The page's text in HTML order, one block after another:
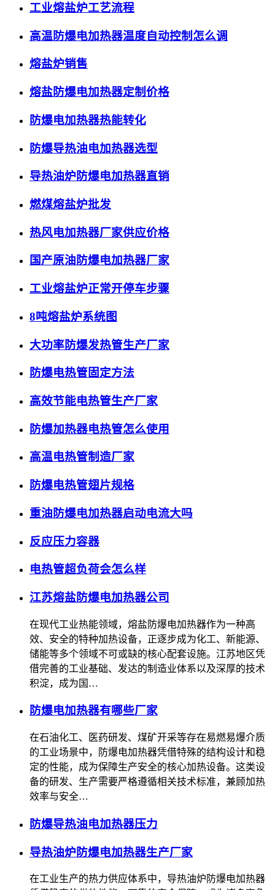
工业熔盐炉工艺流程
高温防爆电加热器温度自动控制怎么调
熔盐炉销售
熔盐防爆电加热器定制价格
防爆电加热器热能转化
防爆导热油电加热器选型
导热油炉防爆电加热器直销
燃煤熔盐炉批发
热风电加热器厂家供应价格
国产原油防爆电加热器厂家
工业熔盐炉正常开停车步骤
8吨熔盐炉系统图
大功率防爆发热管生产厂家
防爆电热管固定方法
高效节能电热管生产厂家
防爆加热器电热管怎么使用
高温电热管制造厂家
防爆电热管翅片规格
重油防爆电加热器启动电流大吗
反应压力容器
电热管超负荷会怎么样
江苏熔盐防爆电加热器公司
在现代工业热能领域，熔盐防爆电加热器作为一种高
效、安全的特种加热设备，正逐步成为化工、新能源、
储能等多个领域不可或缺的核心配套设施。江苏地区凭
借完善的工业基础、发达的制造业体系以及深厚的技术
积淀，成为国…
防爆电加热器有哪些厂家
在石油化工、医药研发、煤矿开采等存在易燃易爆介质
的工业场景中，防爆电加热器凭借特殊的结构设计和稳
定的性能，成为保障生产安全的核心加热设备。这类设
备的研发、生产需要严格遵循相关技术标准，兼顾加热
效率与安全…
防爆导热油电加热器压力
导热油炉防爆电加热器生产厂家
在工业生产的热力供应体系中，导热油炉防爆电加热器